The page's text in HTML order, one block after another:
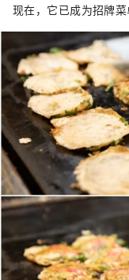
现在，它已成为招牌菜